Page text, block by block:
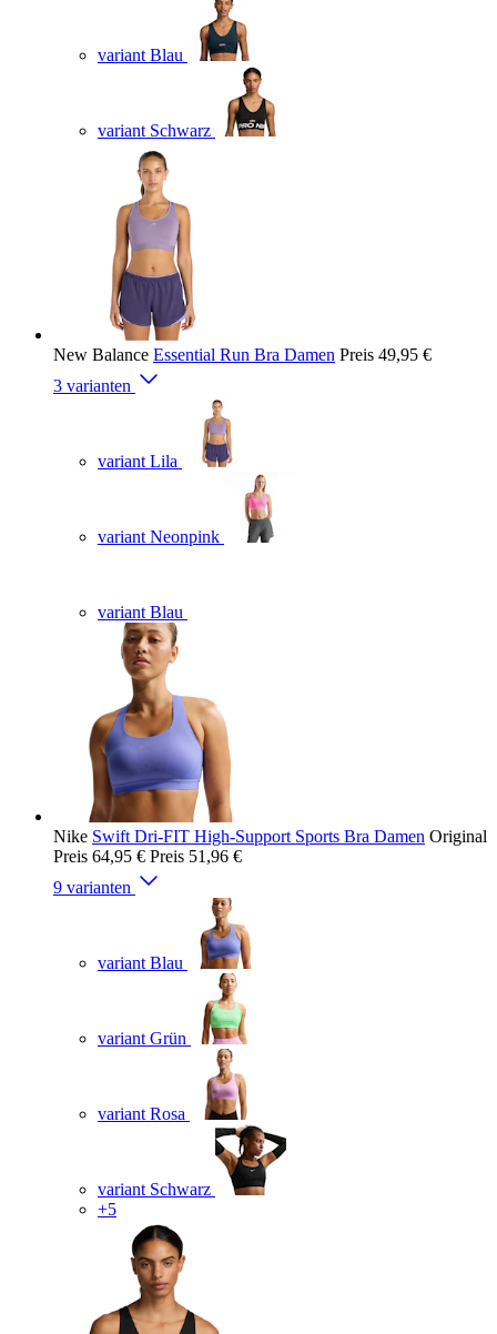
variant Blau
variant Schwarz
New Balance Essential Run Bra Damen Preis 49,95 €
3 varianten
variant Lila
variant Neonpink
variant Blau
Nike Swift Dri-FIT High-Support Sports Bra Damen Original
Preis 64,95 € Preis 51,96 €
9 varianten
variant Blau
variant Grün
variant Rosa
variant Schwarz
+5